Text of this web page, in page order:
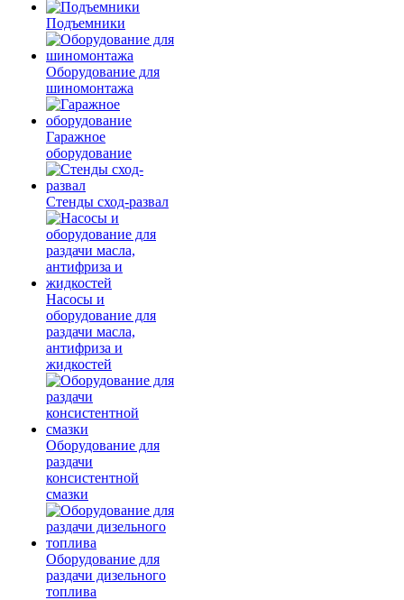
Подъемники
Оборудование для
шиномонтажа
Гаражное
оборудование
Стенды сход-развал
Насосы и
оборудование для
раздачи масла,
антифриза и
жидкостей
Оборудование для
раздачи
консистентной
смазки
Оборудование для
раздачи дизельного
топлива